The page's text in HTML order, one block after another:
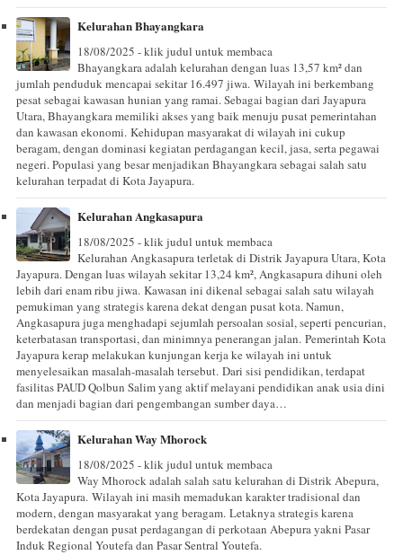
Kelurahan Bhayangkara
18/08/2025 - klik judul untuk membaca
Bhayangkara adalah kelurahan dengan luas 13,57 km² dan
jumlah penduduk mencapai sekitar 16.497 jiwa. Wilayah ini berkembang
pesat sebagai kawasan hunian yang ramai. Sebagai bagian dari Jayapura
Utara, Bhayangkara memiliki akses yang baik menuju pusat pemerintahan
dan kawasan ekonomi. Kehidupan masyarakat di wilayah ini cukup
beragam, dengan dominasi kegiatan perdagangan kecil, jasa, serta pegawai
negeri. Populasi yang besar menjadikan Bhayangkara sebagai salah satu
kelurahan terpadat di Kota Jayapura.
Kelurahan Angkasapura
18/08/2025 - klik judul untuk membaca
Kelurahan Angkasapura terletak di Distrik Jayapura Utara, Kota
Jayapura. Dengan luas wilayah sekitar 13,24 km², Angkasapura dihuni oleh
lebih dari enam ribu jiwa. Kawasan ini dikenal sebagai salah satu wilayah
pemukiman yang strategis karena dekat dengan pusat kota. Namun,
Angkasapura juga menghadapi sejumlah persoalan sosial, seperti pencurian,
keterbatasan transportasi, dan minimnya penerangan jalan. Pemerintah Kota
Jayapura kerap melakukan kunjungan kerja ke wilayah ini untuk
menyelesaikan masalah-masalah tersebut. Dari sisi pendidikan, terdapat
fasilitas PAUD Qolbun Salim yang aktif melayani pendidikan anak usia dini
dan menjadi bagian dari pengembangan sumber daya…
Kelurahan Way Mhorock
18/08/2025 - klik judul untuk membaca
Way Mhorock adalah salah satu kelurahan di Distrik Abepura,
Kota Jayapura. Wilayah ini masih memadukan karakter tradisional dan
modern, dengan masyarakat yang beragam. Letaknya strategis karena
berdekatan dengan pusat perdagangan di perkotaan Abepura yakni Pasar
Induk Regional Youtefa dan Pasar Sentral Youtefa.